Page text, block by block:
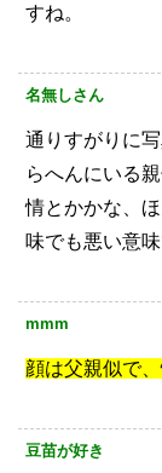
すね。
名無しさん
通りすがりに
らへんにいる
情とかかな、
味でも悪い意
mmm
顔は父親似で
豆苗が好き